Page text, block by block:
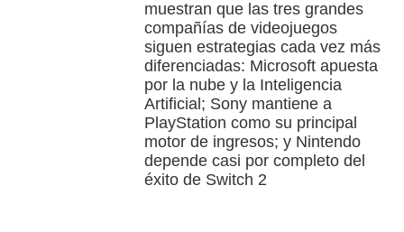
muestran que las tres grandes
compañías de videojuegos
siguen estrategias cada vez más
diferenciadas: Microsoft apuesta
por la nube y la Inteligencia
Artificial; Sony mantiene a
PlayStation como su principal
motor de ingresos; y Nintendo
depende casi por completo del
éxito de Switch 2